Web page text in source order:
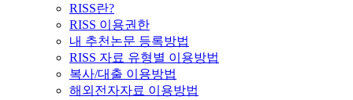
RISS란?
RISS 이용권한
내 추천논문 등록방법
RISS 자료 유형별 이용방법
복사/대출 이용방법
해외전자자료 이용방법